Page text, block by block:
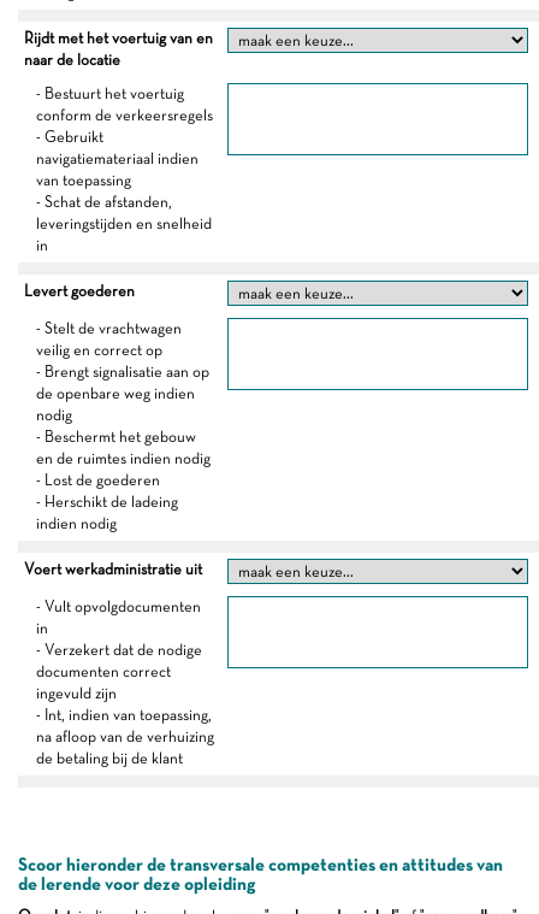
Rijdt met het voertuig van en
naar de locatie
- Bestuurt het voertuig
conform de verkeersregels
- Gebruikt
navigatiemateriaal indien
van toepassing
- Schat de afstanden,
leveringstijden en snelheid
in
Levert goederen
- Stelt de vrachtwagen
veilig en correct op
- Brengt signalisatie aan op
de openbare weg indien
nodig
- Beschermt het gebouw
en de ruimtes indien nodig
- Lost de goederen
- Herschikt de ladeing
indien nodig
Voert werkadministratie uit
- Vult opvolgdocumenten
in
- Verzekert dat de nodige
documenten correct
ingevuld zijn
- Int, indien van toepassing,
na afloop van de verhuizing
de betaling bij de klant
Scoor hieronder de transversale competenties en attitudes van
de lerende voor deze opleiding